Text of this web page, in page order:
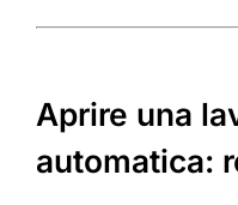
Aprire una
automatica: